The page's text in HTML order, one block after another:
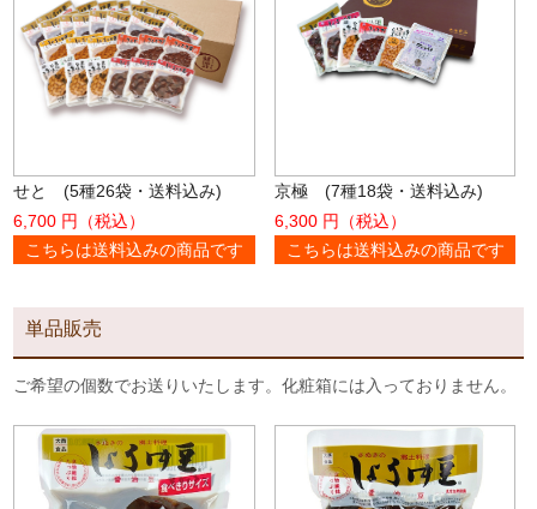
せと (5種26袋・送料込み)
6,700 円（税込）
こちらは送料込みの商品です
京極 (7種18袋・送料込み)
6,300 円（税込）
こちらは送料込みの商品です
単品販売
ご希望の個数でお送りいたします。化粧箱には入っておりません。